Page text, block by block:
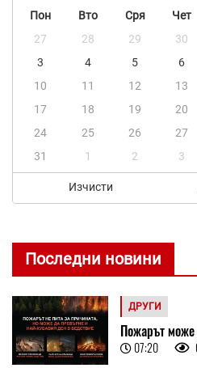
Пон
Вто Сря Чет
27
28 29 30
3
4 5 6
10
11 12 13
17
18 19 20
24
25 26 27
31
1 2 3
Изчисти
Последни новини
ДРУГИ
Пожарът
07:20